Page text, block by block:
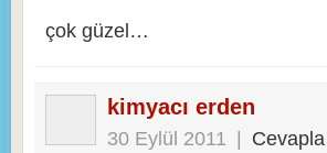
çok güzel…
kimyacı erden
30 Eylül 2011 | Cevapla